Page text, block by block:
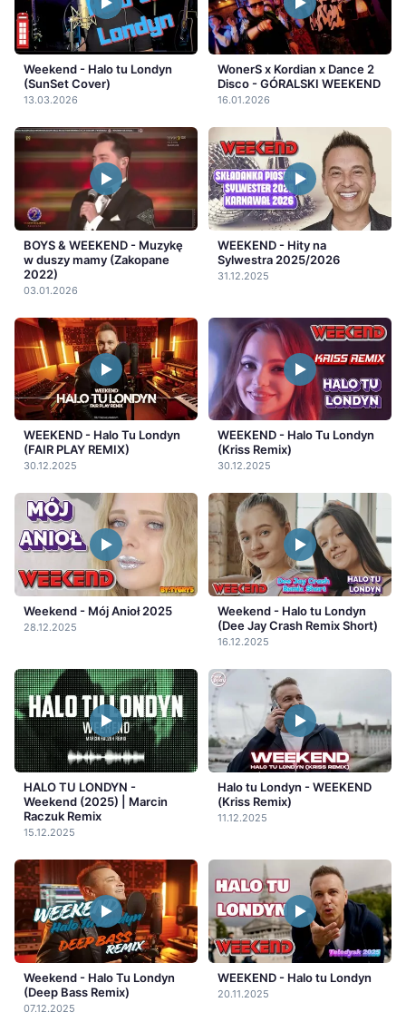
Weekend - Halo tu Londyn
(SunSet Cover)
13.03.2026
WonerS x Kordian x Dance 2
Disco - GÓRALSKI WEEKEND
16.01.2026
BOYS & WEEKEND - Muzykę
w duszy mamy (Zakopane
2022)
03.01.2026
WEEKEND - Hity na
Sylwestra 2025/2026
31.12.2025
WEEKEND - Halo Tu Londyn
(FAIR PLAY REMIX)
30.12.2025
WEEKEND - Halo Tu Londyn
(Kriss Remix)
30.12.2025
Weekend - Mój Anioł 2025
28.12.2025
Weekend - Halo tu Londyn
(Dee Jay Crash Remix Short)
16.12.2025
HALO TU LONDYN -
Weekend (2025) | Marcin
Raczuk Remix
15.12.2025
Halo tu Londyn - WEEKEND
(Kriss Remix)
11.12.2025
Weekend - Halo Tu Londyn
(Deep Bass Remix)
07.12.2025
WEEKEND - Halo tu Londyn
20.11.2025